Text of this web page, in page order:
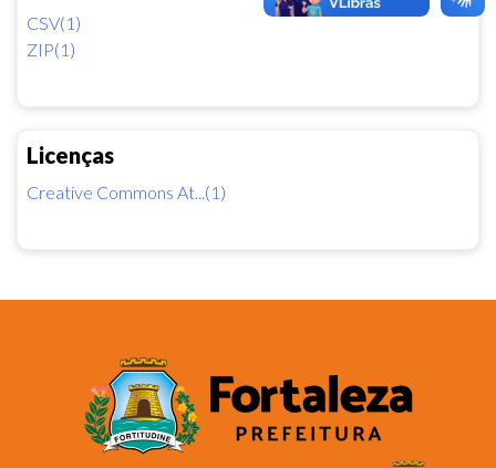
CSV(1)
ZIP(1)
Licenças
Creative Commons At...(1)